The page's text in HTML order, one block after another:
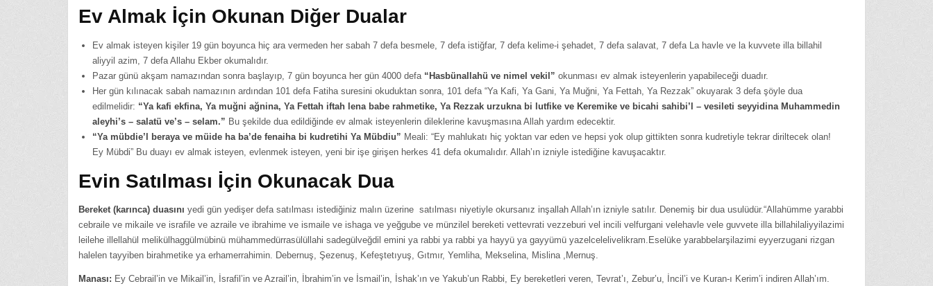
Ev Almak İçin Okunan Diğer Dualar
Ev almak isteyen kişiler 19 gün boyunca hiç ara vermeden her sabah 7 defa besmele, 7 defa istiğfar, 7 defa kelime-i şehadet, 7 defa salavat, 7 defa La havle ve la kuvvete illa billahil
aliyyil azim, 7 defa Allahu Ekber okumalıdır.
Pazar günü akşam namazından sonra başlayıp, 7 gün boyunca her gün 4000 defa “Hasbünallahü ve nimel vekil” okunması ev almak isteyenlerin yapabileceği duadır.
Her gün kılınacak sabah namazının ardından 101 defa Fatiha suresini okuduktan sonra, 101 defa “Ya Kafi, Ya Gani, Ya Muğni, Ya Fettah, Ya Rezzak” okuyarak 3 defa şöyle dua
edilmelidir: “Ya kafi ekfina, Ya muğni ağnina, Ya Fettah iftah lena babe rahmetike, Ya Rezzak urzukna bi lutfike ve Keremike ve bicahi sahibi’l – vesileti seyyidina Muhammedin
aleyhi’s – salatü ve’s – selam.” Bu şekilde dua edildiğinde ev almak isteyenlerin dileklerine kavuşmasına Allah yardım edecektir.
“Ya mübdie’l beraya ve müide ha ba’de fenaiha bi kudretihi Ya Mübdiu” Meali: “Ey mahlukatı hiç yoktan var eden ve hepsi yok olup gittikten sonra kudretiyle tekrar diriltecek olan!
Ey Mübdi” Bu duayı ev almak isteyen, evlenmek isteyen, yeni bir işe girişen herkes 41 defa okumalıdır. Allah’ın izniyle istediğine kavuşacaktır.
Evin Satılması İçin Okunacak Dua
Bereket (karınca) duasını yedi gün yedişer defa satılması istediğiniz malın üzerine satılması niyetiyle okursanız inşallah Allah’ın izniyle satılır. Denemiş bir dua usulüdür.“Allahümme yarabbi
cebraile ve mikaile ve israfile ve azraile ve ibrahime ve ismaile ve ishaga ve yeğgube ve münzilel bereketi vettevrati vezzeburi vel incili velfurgani velehavle vele guvvete illa billahilaliyyilazimi
leilehe illellahül melikülhaggülmübinü mühammedürrasülüllahi sadegülveğdil emini ya rabbi ya rabbi ya hayyü ya gayyümü yazelcelelivelikram.Eselüke yarabbelarşilazimi eyyerzugani rizgan
halelen tayyiben birahmetike ya erhamerrahimin. Debernuş, Şezenuş, Kefeştetıyuş, Gıtmır, Yemliha, Mekselina, Mislina ,Mernuş.
Manası: Ey Cebrail’in ve Mikail’in, İsrafil’in ve Azrail’in, İbrahim’in ve İsmail’in, İshak’ın ve Yakub’un Rabbi, Ey bereketleri veren, Tevrat’ı, Zebur’u, İncil’i ve Kuran-ı Kerim’i indiren Allah’ım.